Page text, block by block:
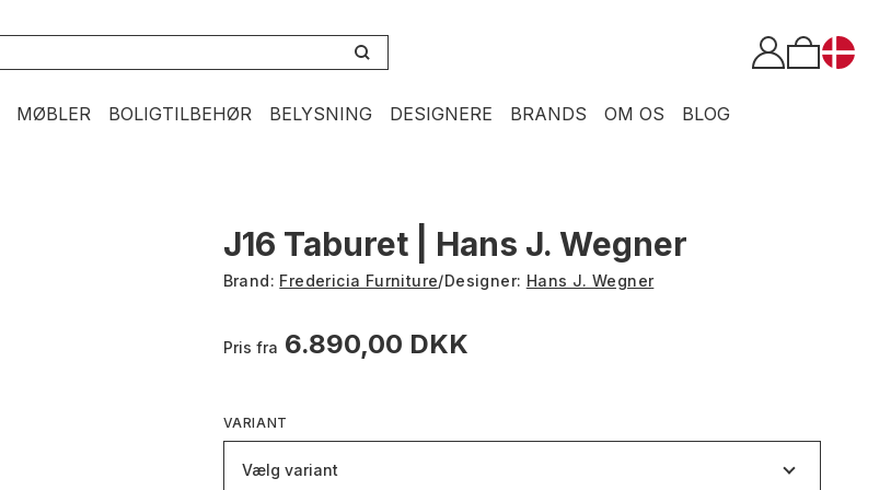
MØBLER BOLIGTILBEHØR BELYSNING DESIGNERE BRANDS OM OS BLOG
J16 Taburet | Hans J. Wegner
Brand: Fredericia Furniture/Designer: Hans J. Wegner
Pris fra 6.890,00 DKK
VARIANT
Vælg variant